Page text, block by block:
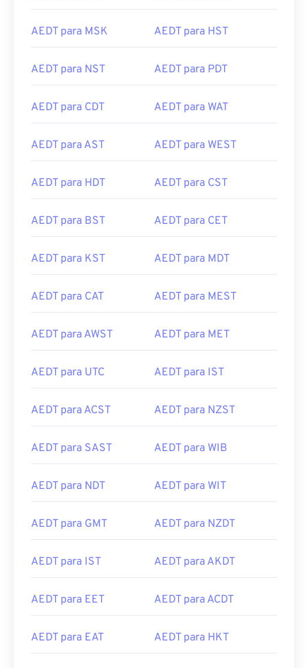
AEDT para MSK AEDT para HST
AEDT para NST AEDT para PDT
AEDT para CDT AEDT para WAT
AEDT para AST AEDT para WEST
AEDT para HDT AEDT para CST
AEDT para BST AEDT para CET
AEDT para KST AEDT para MDT
AEDT para CAT AEDT para MEST
AEDT para AWST AEDT para MET
AEDT para UTC AEDT para IST
AEDT para ACST AEDT para NZST
AEDT para SAST AEDT para WIB
AEDT para NDT AEDT para WIT
AEDT para GMT AEDT para NZDT
AEDT para IST AEDT para AKDT
AEDT para EET AEDT para ACDT
AEDT para EAT AEDT para HKT